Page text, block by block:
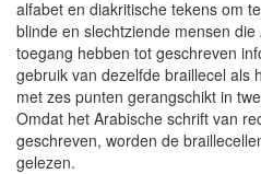
alfabet en diakritische tekens om
blinde en slechtziende mensen
toegang hebben tot geschreven
gebruik van dezelfde braillecel als
met zes punten gerangschikt in
Omdat het Arabische schrift van
geschreven, worden de
gelezen.